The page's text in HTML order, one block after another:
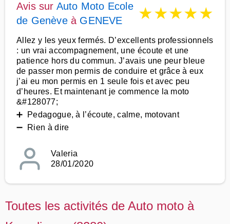
Avis sur Auto Moto Ecole
de Genèveà GENEVE ★★★★★
Allez y les yeux fermés. D’excellents professionnels
: un vrai accompagnement, une écoute et une
patience hors du commun. J’avais une peur bleue
de passer mon permis de conduire et grâce à eux
j’ai eu mon permis en 1 seule fois et avec peu
d’heures. Et maintenant je commence la moto
&#128077;
➕ Pedagogue, à l’écoute, calme, motovant
➖ Rien à dire
Valeria
28/01/2020
Toutes les activités de Auto moto à